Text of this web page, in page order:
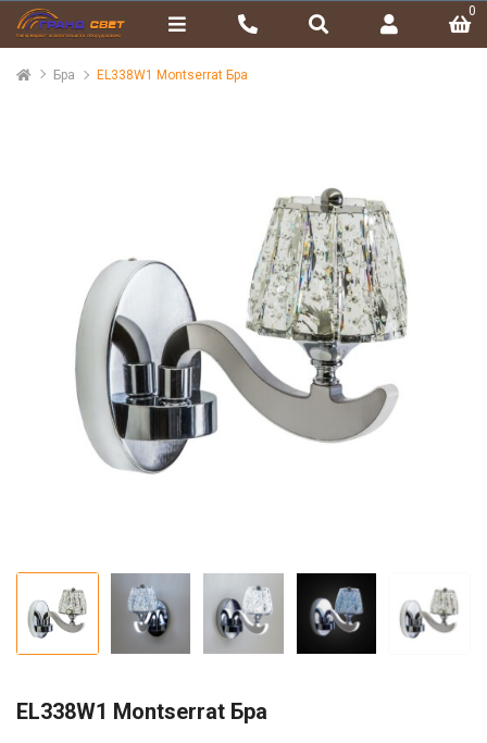
0
Бра EL338W1 Montserrat Бра
EL338W1 Montserrat Бра